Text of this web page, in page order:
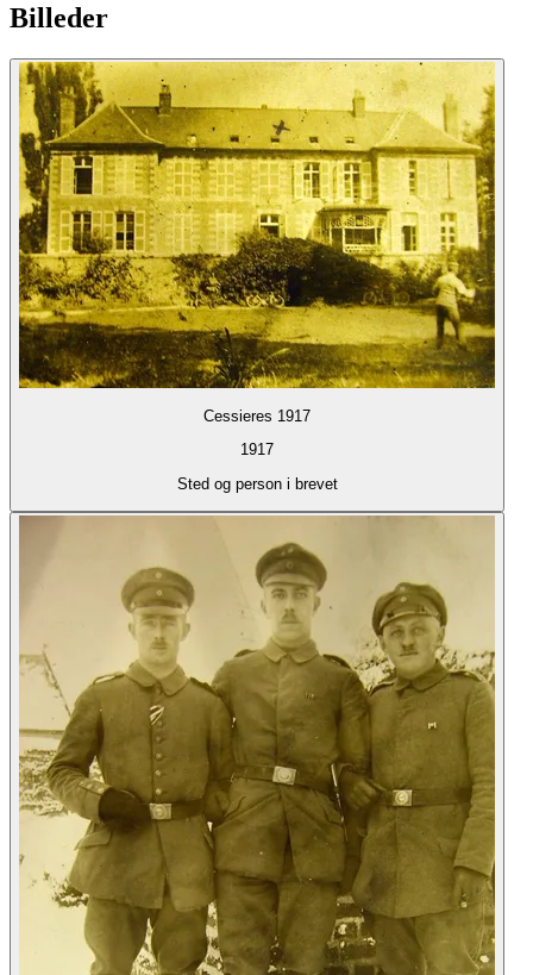
Billeder
Cessieres 1917
1917
Sted og person i brevet